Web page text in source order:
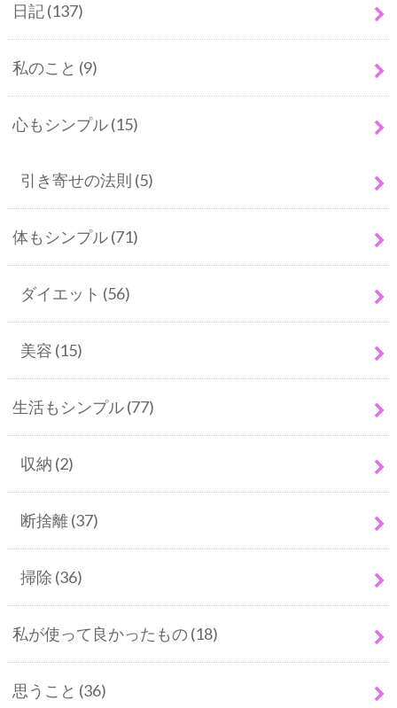
日記(137)
私のこと (9)
心もシンプル(15)
引き寄せの法則 (5)
体もシンプル(71)
ダイエット (56)
美容 (15)
生活もシンプル(77)
収納 (2)
断捨離(37)
掃除 (36)
私が使って良かったもの(18)
思うこと (36)